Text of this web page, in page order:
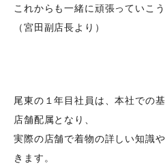
これからも一緒に頑張っていこう
（宮田副店長より）
尾東の１年目社員は、本社での
店舗配属となり、
実際の店舗で着物の詳しい知識
きます。